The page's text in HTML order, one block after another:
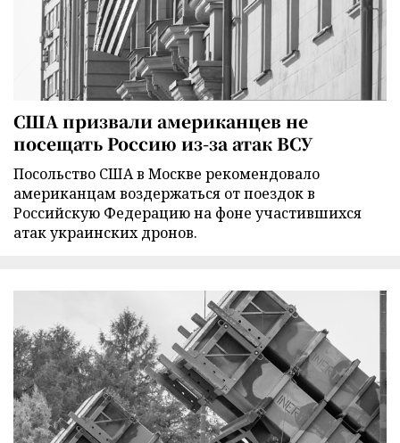
США призвали американцев не
посещать Россию из-за атак ВСУ
Посольство США в Москве рекомендовало
американцам воздержаться от поездок в
Российскую Федерацию на фоне участившихся
атак украинских дронов.